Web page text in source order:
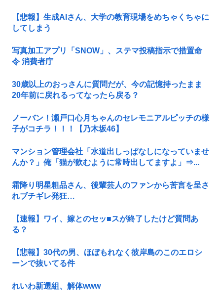
【悲報】生成AIさん、大学の教育現場をめちゃくちゃに
してしまう
写真加工アプリ「SNOW」、ステマ投稿指示で措置命
令 消費者庁
30歳以上のおっさんに質問だが、今の記憶持ったまま
20年前に戻れるってなったら戻る？
ノーバン！瀬戸口心月ちゃんのセレモニアルピッチの様
子がコチラ！！！【乃木坂46】
マンション管理会社「水道出しっぱなしになっていませ
んか？」俺「猫が飲むように常時出してますよ」⇒...
霜降り明星粗品さん、後輩芸人のファンから苦言を呈さ
れブチギレ発狂…
【速報】ワイ、嫁とのセッ■スが終了したけど質問あ
る？
【悲報】30代の男、ほぼもれなく彼岸島のこのエロシ
ーンで抜いてる件
れいわ新選組、解体www